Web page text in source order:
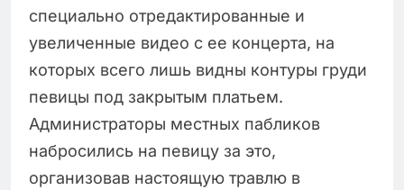
специально отредактированные и
увеличенные видео с ее концерта, на
которых всего лишь видны контуры груди
певицы под закрытым платьем.
Администраторы местных пабликов
набросились на певицу за это,
организовав настоящую травлю в